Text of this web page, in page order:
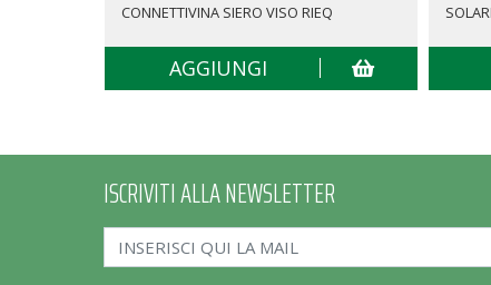
CONNETTIVINA SIERO VISO RIEQ
AGGIUNGI
ISCRIVITI ALLA NEWSLETTER